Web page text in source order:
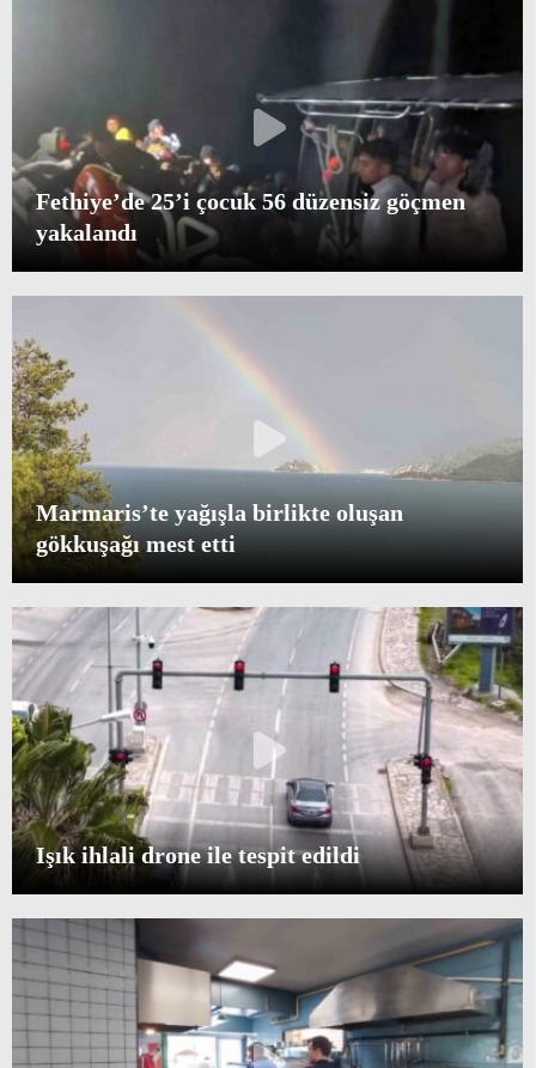
Fethiye’de 25’i çocuk 56 düzensiz göçmen
yakalandı
Marmaris’te yağışla birlikte oluşan
gökkuşağı mest etti
Işık ihlali drone ile tespit edildi